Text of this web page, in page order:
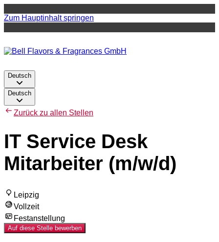
Zum Hauptinhalt springen
Deutsch
Deutsch
Zurück zu allen Stellen
IT Service Desk
Mitarbeiter (m/w/d)
Leipzig
Vollzeit
Festanstellung
Auf diese Stelle bewerben